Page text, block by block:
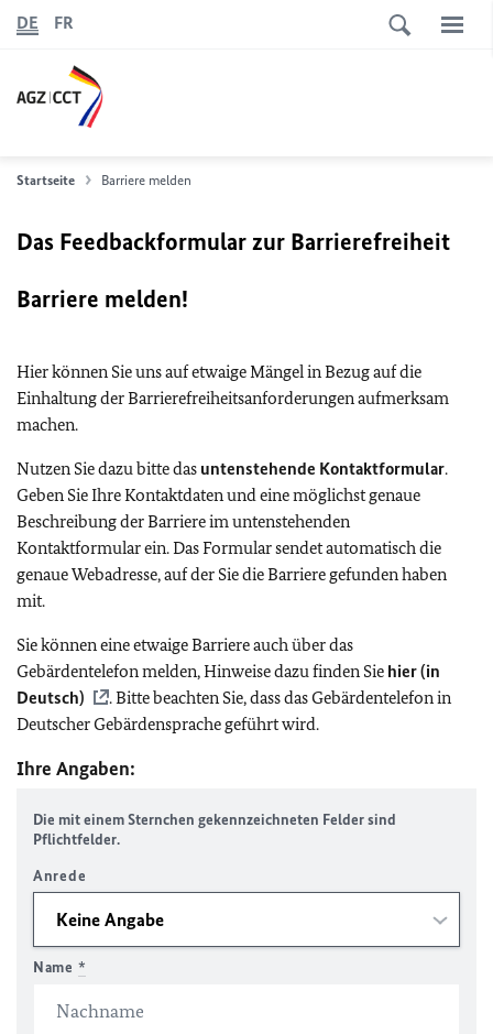
DE FR
Startseite Barriere melden
Das Feedbackformular zur Barrierefreiheit
Barriere melden!
Hier können Sie uns auf etwaige Mängel in Bezug auf die
Einhaltung der Barrierefreiheitsanforderungen aufmerksam
machen.
Nutzen Sie dazu bitte das untenstehende Kontaktformular.
Geben Sie Ihre Kontaktdaten und eine möglichst genaue
Beschreibung der Barriere im untenstehenden
Kontaktformular ein. Das Formular sendet automatisch die
genaue Webadresse, auf der Sie die Barriere gefunden haben
mit.
Sie können eine etwaige Barriere auch über das
Gebärdentelefon melden, Hinweise dazu finden Sie hier (in
Deutsch)
. Bitte beachten Sie, dass das Gebärdentelefon in
Deutscher Gebärdensprache geführt wird.
Ihre Angaben:
Die mit einem Sternchen gekennzeichneten Felder sind
Pflichtfelder.
Anrede
Name *